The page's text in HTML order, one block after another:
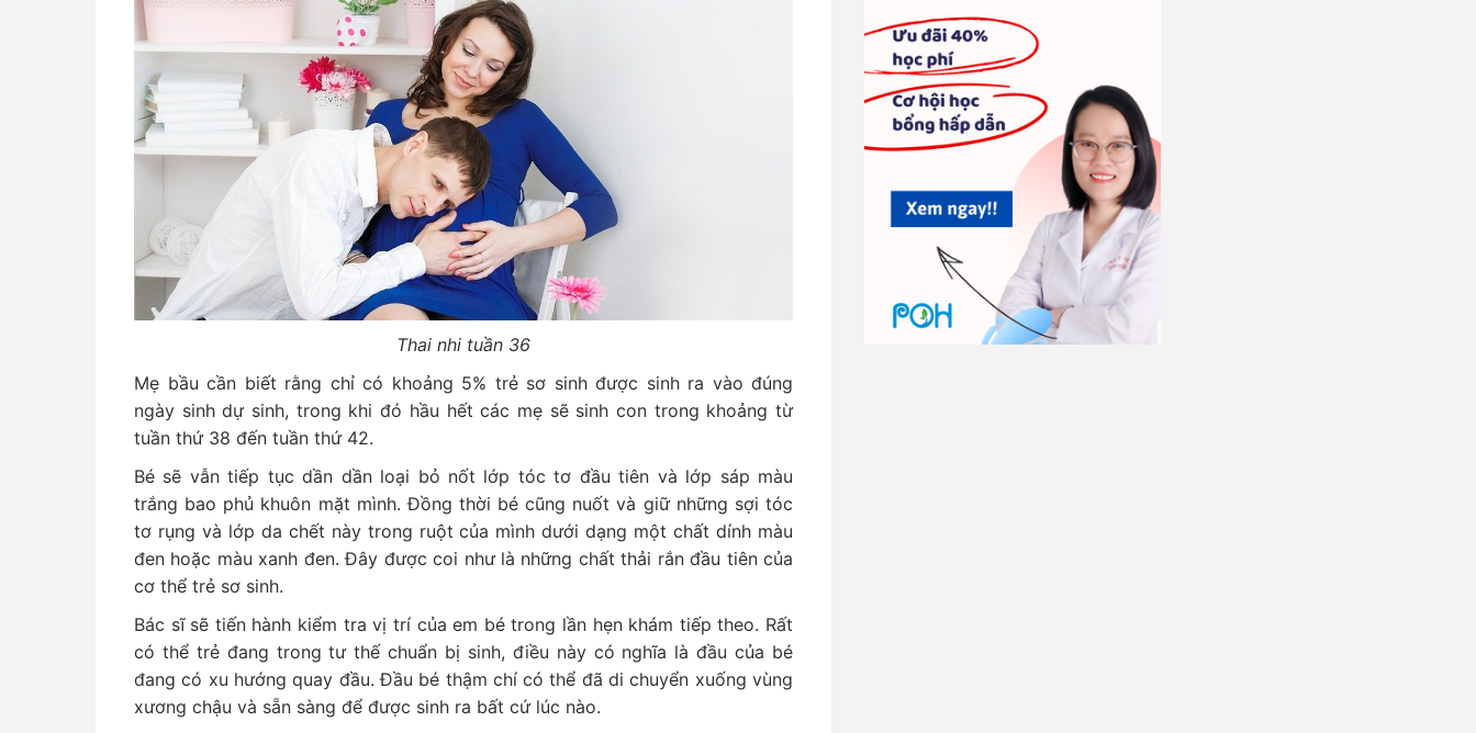
Thai nhi tuần 36
Mẹ bầu cần biết rằng chỉ có khoảng 5% trẻ sơ sinh được sinh ra vào đúng
ngày sinh dự sinh, trong khi đó hầu hết các mẹ sẽ sinh con trong khoảng từ
tuần thứ 38 đến tuần thứ 42.
Bé sẽ vẫn tiếp tục dần dần loại bỏ nốt lớp tóc tơ đầu tiên và lớp sáp màu
trắng bao phủ khuôn mặt mình. Đồng thời bé cũng nuốt và giữ những sợi tóc
tơ rụng và lớp da chết này trong ruột của mình dưới dạng một chất dính màu
đen hoặc màu xanh đen. Đây được coi như là những chất thải rắn đầu tiên của
cơ thể trẻ sơ sinh.
Bác sĩ sẽ tiến hành kiểm tra vị trí của em bé trong lần hẹn khám tiếp theo. Rất
có thể trẻ đang trong tư thế chuẩn bị sinh, điều này có nghĩa là đầu của bé
đang có xu hướng quay đầu. Đầu bé thậm chí có thể đã di chuyển xuống vùng
xương chậu và sẵn sàng để được sinh ra bất cứ lúc nào.